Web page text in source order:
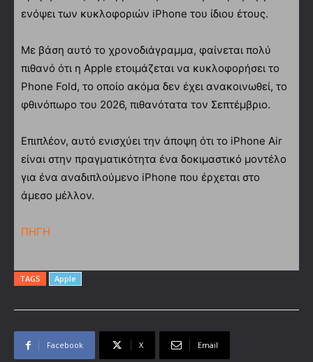
ενόψει των κυκλοφοριών iPhone του ίδιου έτους.
Με βάση αυτό το χρονοδιάγραμμα, φαίνεται πολύ
πιθανό ότι η Apple ετοιμάζεται να κυκλοφορήσει το
Phone Fold, το οποίο ακόμα δεν έχει ανακοινωθεί, το
φθινόπωρο του 2026, πιθανότατα τον Σεπτέμβριο.
Επιπλέον, αυτό ενισχύει την άποψη ότι το iPhone Air
είναι στην πραγματικότητα ένα δοκιμαστικό μοντέλο
για ένα αναδιπλούμενο iPhone που έρχεται στο
άμεσο μέλλον.
ΠΗΓΗ
TAGS Apple
Facebook X Email